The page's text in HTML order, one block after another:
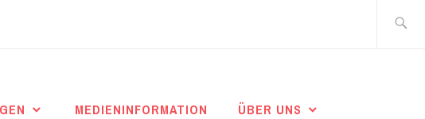
nach:
MEDIENINFORMATION ÜBER UNS